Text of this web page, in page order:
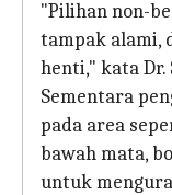
"Pilihan non-
tampak alami,
henti," kata Dr.
Sementara
pada area
bawah mata,
untuk